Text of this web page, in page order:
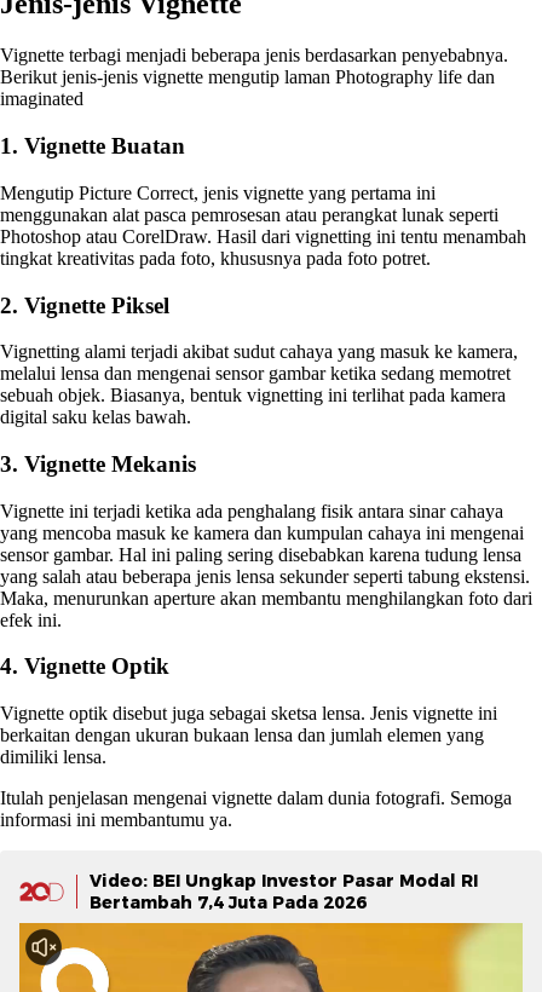
Vignette terbagi menjadi beberapa jenis berdasarkan penyebabnya.
Berikut jenis-jenis vignette mengutip laman Photography life dan
imaginated
1. Vignette Buatan
Mengutip Picture Correct, jenis vignette yang pertama ini
menggunakan alat pasca pemrosesan atau perangkat lunak seperti
Photoshop atau CorelDraw. Hasil dari vignetting ini tentu menambah
tingkat kreativitas pada foto, khususnya pada foto potret.
2. Vignette Piksel
Vignetting alami terjadi akibat sudut cahaya yang masuk ke kamera,
melalui lensa dan mengenai sensor gambar ketika sedang memotret
sebuah objek. Biasanya, bentuk vignetting ini terlihat pada kamera
digital saku kelas bawah.
3. Vignette Mekanis
Vignette ini terjadi ketika ada penghalang fisik antara sinar cahaya
yang mencoba masuk ke kamera dan kumpulan cahaya ini mengenai
sensor gambar. Hal ini paling sering disebabkan karena tudung lensa
yang salah atau beberapa jenis lensa sekunder seperti tabung ekstensi.
Maka, menurunkan aperture akan membantu menghilangkan foto dari
efek ini.
4. Vignette Optik
Vignette optik disebut juga sebagai sketsa lensa. Jenis vignette ini
berkaitan dengan ukuran bukaan lensa dan jumlah elemen yang
dimiliki lensa.
Itulah penjelasan mengenai vignette dalam dunia fotografi. Semoga
informasi ini membantumu ya.
Video: BEI Ungkap Investor Pasar Modal RI
Bertambah 7,4 Juta Pada 2026